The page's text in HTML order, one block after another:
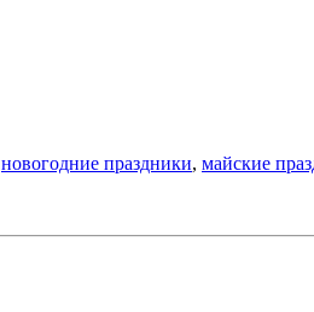
новогодние праздники, майские